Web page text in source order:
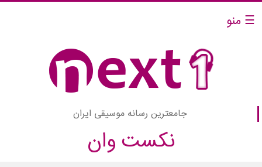
☰ منو
جامعترین رسانه موسیقی ایران
نکست وان